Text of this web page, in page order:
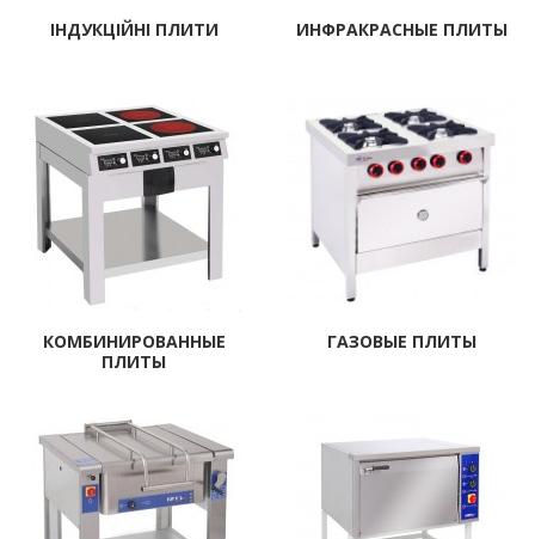
ІНДУКЦІЙНІ ПЛИТИ ИНФРАКРАСНЫЕ ПЛИТЫ
КОМБИНИРОВАННЫЕ
ПЛИТЫ
ГАЗОВЫЕ ПЛИТЫ